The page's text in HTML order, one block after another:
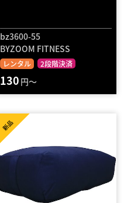
bz3600-55
BYZOOM FITNESS
レンタル 2段階決済
130 円～
新品